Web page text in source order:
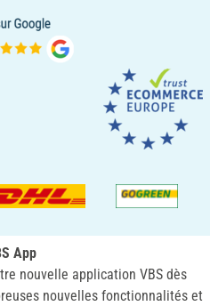
App
nouvelle application VBS dès
nouvelles fonctionnalités et